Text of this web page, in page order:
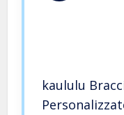
kaululu